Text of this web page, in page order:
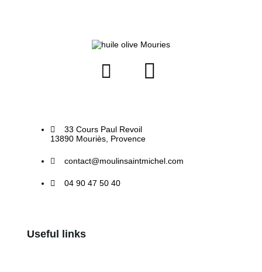
33 Cours Paul Revoil
13890 Mouriès, Provence
contact@moulinsaintmichel.com
04 90 47 50 40
Useful links